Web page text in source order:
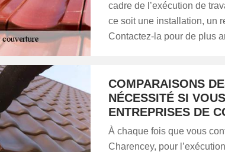
cadre de l’exécution de
ce soit une installation, un
Contactez-la pour de plus
COMPARAISONS
NÉCESSITÉ SI
ENTREPRISES DE
À chaque fois que vous
Charencey, pour